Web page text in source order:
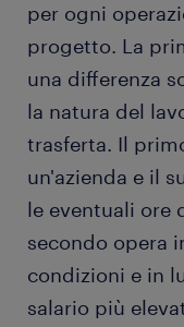
per ogni
progetto. La
una differenza
la natura del
trasferta. Il
un'azienda e il
le eventuali ore
secondo opera
condizioni e in
salario più